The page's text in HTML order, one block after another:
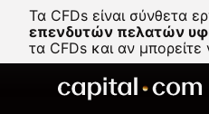
Τα CFDs είναι σύνθετα
επενδυτών πελατών
τα CFDs και αν